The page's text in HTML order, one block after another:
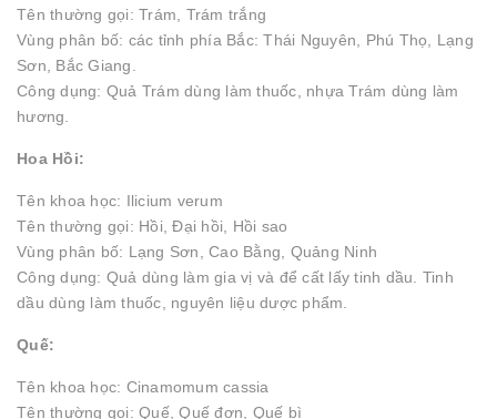
Tên thường gọi: Trám, Trám trắng
Vùng phân bố: các tỉnh phía Bắc: Thái Nguyên, Phú Thọ, Lạng
Sơn, Bắc Giang.
Công dụng: Quả Trám dùng làm thuốc, nhựa Trám dùng làm
hương.
Hoa Hồi:
Tên khoa học: Ilicium verum
Tên thường gọi: Hồi, Đại hồi, Hồi sao
Vùng phân bố: Lạng Sơn, Cao Bằng, Quảng Ninh
Công dụng: Quả dùng làm gia vị và để cất lấy tinh dầu. Tinh
dầu dùng làm thuốc, nguyên liệu dược phẩm.
Quế:
Tên khoa học: Cinamomum cassia
Tên thường gọi: Quế, Quế đơn, Quế bì